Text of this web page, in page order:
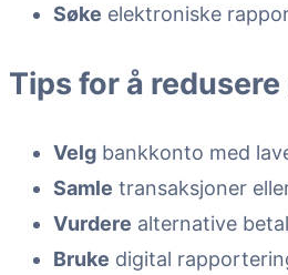
Søke elektroniske
Tips for å
Velg bankkonto med
Samle transaksjoner
Vurdere alternative
Bruke digital